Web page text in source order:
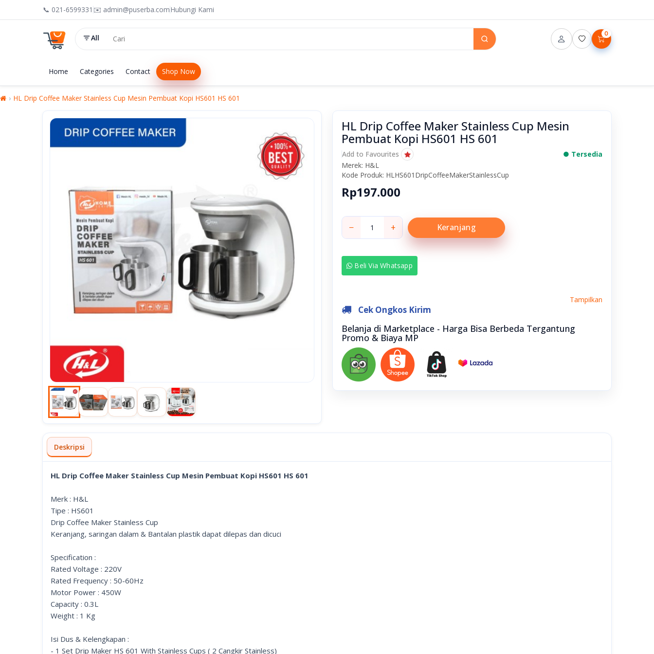
📞 021-6599331 ✉️ admin@puserba.comHubungi Kami
All 0
Home Categories Contact Shop Now
HL Drip Coffee Maker Stainless Cup Mesin Pembuat Kopi HS601 HS 601
HL Drip Coffee Maker Stainless Cup Mesin
Pembuat Kopi HS601 HS 601
Add to Favourites
● Tersedia
Merek: H&L
Kode Produk: HLHS601DripCoffeeMakerStainlessCup
Rp197.000
− + Keranjang
Beli Via Whatsapp
Cek Ongkos Kirim
Tampilkan
Belanja di Marketplace - Harga Bisa Berbeda Tergantung
Promo & Biaya MP
Deskripsi
HL Drip Coffee Maker Stainless Cup Mesin Pembuat Kopi HS601 HS 601
Merk : H&L
Tipe : HS601
Drip Coffee Maker Stainless Cup
Keranjang, saringan dalam & Bantalan plastik dapat dilepas dan dicuci
Specification :
Rated Voltage : 220V
Rated Frequency : 50-60Hz
Motor Power : 450W
Capacity : 0.3L
Weight : 1 Kg
Isi Dus & Kelengkapan :
- 1 Set Drip Maker HS 601 With Stainless Cups ( 2 Cangkir Stainless)